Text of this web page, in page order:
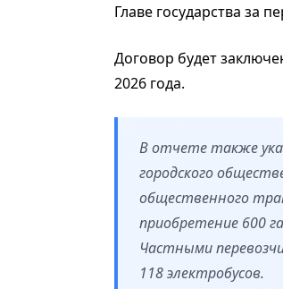
Главе государства за
Договор будет
2026 года.
В отчете также
городского
общественного
приобретение 600
Частными
118 электробусов.